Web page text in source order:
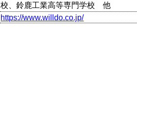
校、鈴鹿工業高等専門学校 他
https://www.willdo.co.jp/